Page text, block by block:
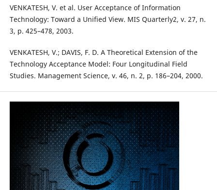
VENKATESH, V. et al. User Acceptance of Information
Technology: Toward a Unified View. MIS Quarterly2, v. 27, n.
3, p. 425–478, 2003.
VENKATESH, V.; DAVIS, F. D. A Theoretical Extension of the
Technology Acceptance Model: Four Longitudinal Field
Studies. Management Science, v. 46, n. 2, p. 186–204, 2000.